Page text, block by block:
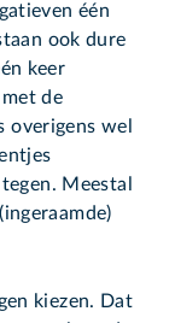
één
ook dure
keer
de
overigens wel
Meestal
kiezen. Dat